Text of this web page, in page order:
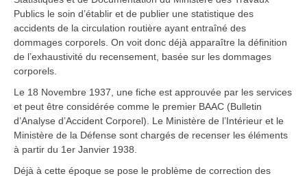
Publics le soin d’établir et de publier une statistique des
accidents de la circulation routière ayant entraîné des
dommages corporels. On voit donc déjà apparaître la définition
de l’exhaustivité du recensement, basée sur les dommages
corporels.
Le 18 Novembre 1937, une fiche est approuvée par les services
et peut être considérée comme le premier BAAC (Bulletin
d’Analyse d’Accident Corporel). Le Ministère de l’Intérieur et le
Ministère de la Défense sont chargés de recenser les éléments
à partir du 1er Janvier 1938.
Déjà à cette époque se pose le problème de correction des